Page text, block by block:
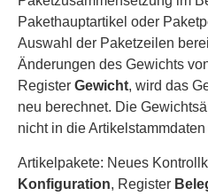
Pakethauptartikel oder
Auswahl der Paketzeilen
Änderungen des Gewichts
Register Gewicht, wird das
neu berechnet. Die
nicht in die
Artikelpakete: Neues
Konfiguration, Register